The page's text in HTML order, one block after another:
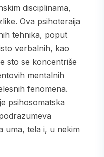
disciplinama,
Ova psihoteraija
tehnika, poput
verbalnih, kao
sto se koncentriše
mentalnih
fenomena.
psihosomatska
uma, tela i, u nekim